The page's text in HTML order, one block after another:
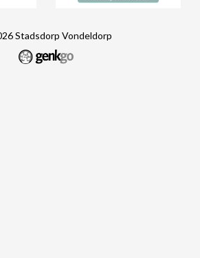
Stadsdorp Vondeldorp